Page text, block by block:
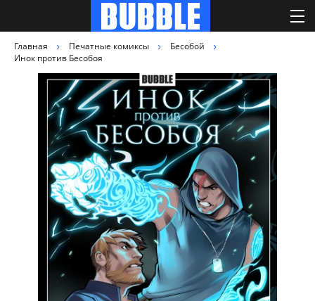
Главная Печатные комиксы
Бесобой
Инок против Бесобоя